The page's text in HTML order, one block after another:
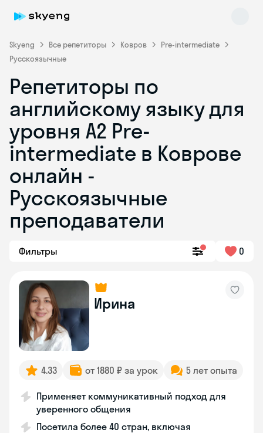
Skyeng Все репетиторы Ковров
Pre-intermediate
Русскоязычные
Репетиторы по
английскому языку для
уровня A2 Pre-
intermediate в Коврове
онлайн -
Русскоязычные
преподаватели
Фильтры 0
Ирина
4.33 от 1880 ₽ за урок 5 лет опыта
Применяет коммуникативный подход для
уверенного общения
Посетила более 40 стран, включая
Skyeng Chat